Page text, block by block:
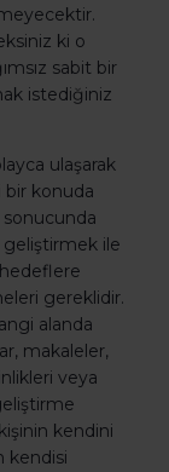
ki o
sabit bir
istediğiniz
ulaşarak
bir konuda
sonucunda
geliştirmek ile
gereklidir.
alanda
makaleler,
veya
kendini
kendisi